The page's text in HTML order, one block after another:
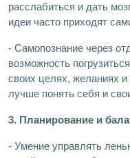
расслабиться и дать
идеи часто приходят
- Самопознание через
возможность
своих целях, желаниях
лучше понять себя и
3. Планирование и
- Умение управлять